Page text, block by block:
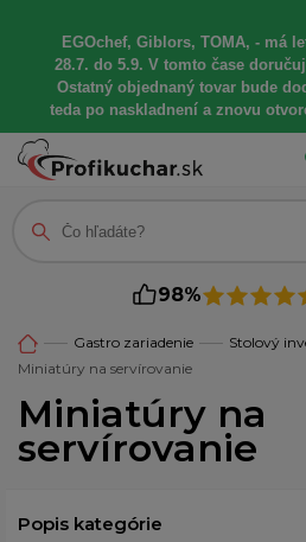
EGOchef, Giblors, TOMA, - má
28.7. do 5.9. V tomto čase
Ostatný objednaný tovar bude
teda po naskladnení a znovu
98%
Gastro zariadenie
Stolový
Miniatúry na servírovanie
Miniatúry na
servírovanie
Popis kategórie